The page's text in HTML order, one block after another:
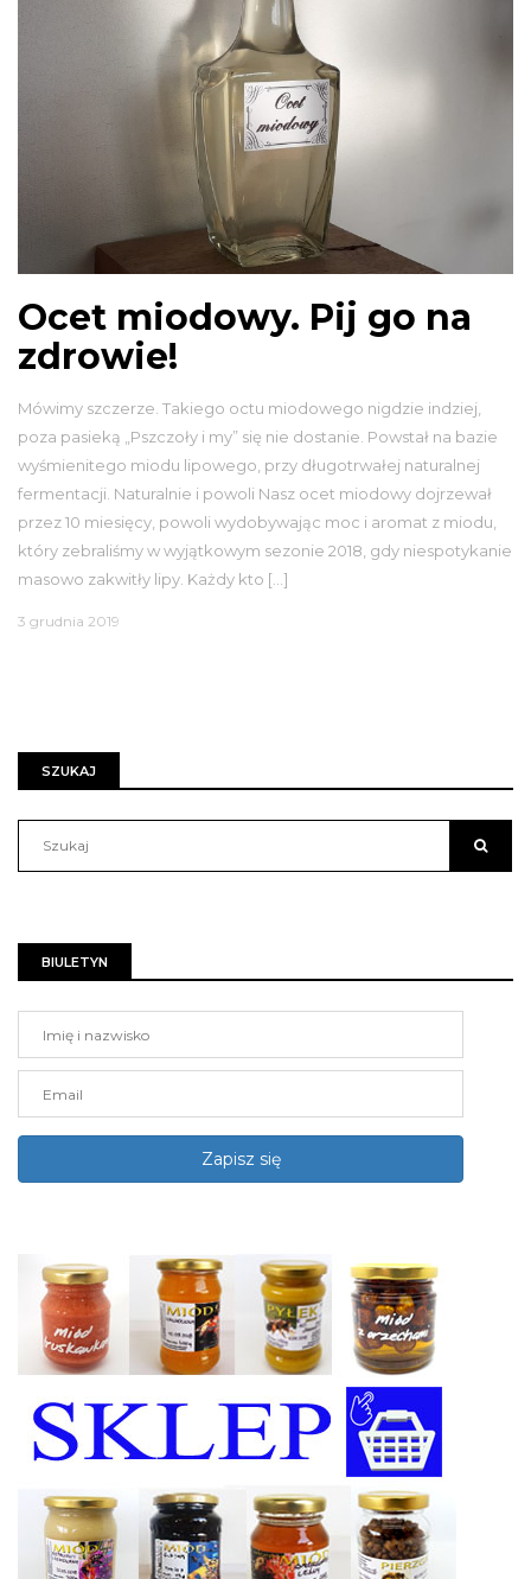
Ocet miodowy. Pij go na
zdrowie!
Mówimy szczerze. Takiego octu miodowego nigdzie indziej,
poza pasieką „Pszczoły i my” się nie dostanie. Powstał na bazie
wyśmienitego miodu lipowego, przy długotrwałej naturalnej
fermentacji. Naturalnie i powoli Nasz ocet miodowy dojrzewał
przez 10 miesięcy, powoli wydobywając moc i aromat z miodu,
który zebraliśmy w wyjątkowym sezonie 2018, gdy niespotykanie
masowo zakwitły lipy. Każdy kto […]
3 grudnia 2019
SZUKAJ
BIULETYN